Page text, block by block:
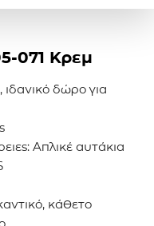
071 Κρεμ
δώρο για
Απλικέ αυτάκια
κάθετο